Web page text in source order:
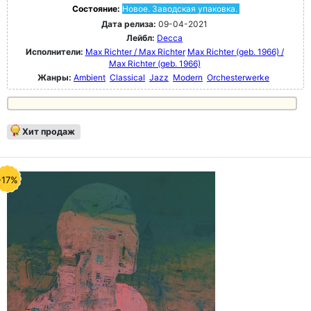
Состояние: Новое. Заводская упаковка.
Дата релиза: 09-04-2021
Лейбл: Decca
Исполнители: Max Richter / Max Richter Max Richter (geb. 1966) /
Max Richter (geb. 1966)
Жанры: Ambient Classical Jazz Modern Orchesterwerke
Хит продаж